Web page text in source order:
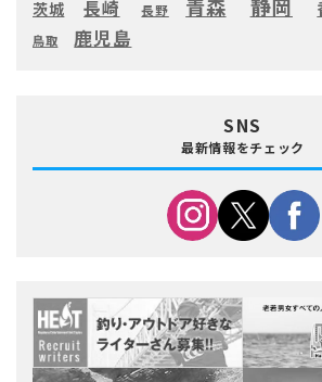
茨城 長崎 長野 青森 静岡
鳥取 鹿児島
SNS
最新情報をチェック